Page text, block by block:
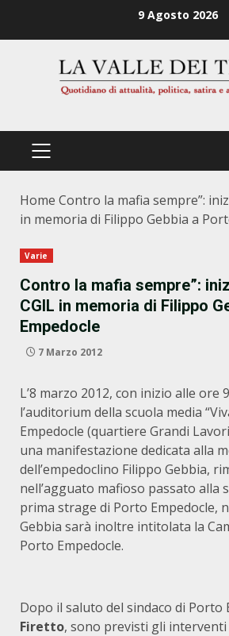
9 Agosto 2026
PRIMÄRES
Home Contro la mafia sempre”:
in memoria di Filippo Gebbia a
Varie
Contro la mafia sempre”:
CGIL in memoria di Filippo
Empedocle
7 Marzo 2012
L’8 marzo 2012, con inizio alle ore
l’auditorium della scuola media
Empedocle (quartiere Grandi
una manifestazione dedicata alla
dell’empedoclino Filippo Gebbia,
nell’agguato mafioso passato alla
prima strage di Porto Empedocle,
Gebbia sarà inoltre intitolata la
Porto Empedocle.
Dopo il saluto del sindaco di Porto
Firetto, sono previsti gli interventi